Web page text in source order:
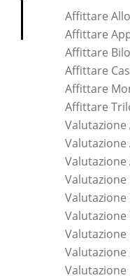
Affittare
Affittare
Affittare
Affittare
Affittare
Affittare
Valutazione
Valutazione
Valutazione
Valutazione
Valutazione
Valutazione
Valutazione